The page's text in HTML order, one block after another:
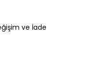
ve İade